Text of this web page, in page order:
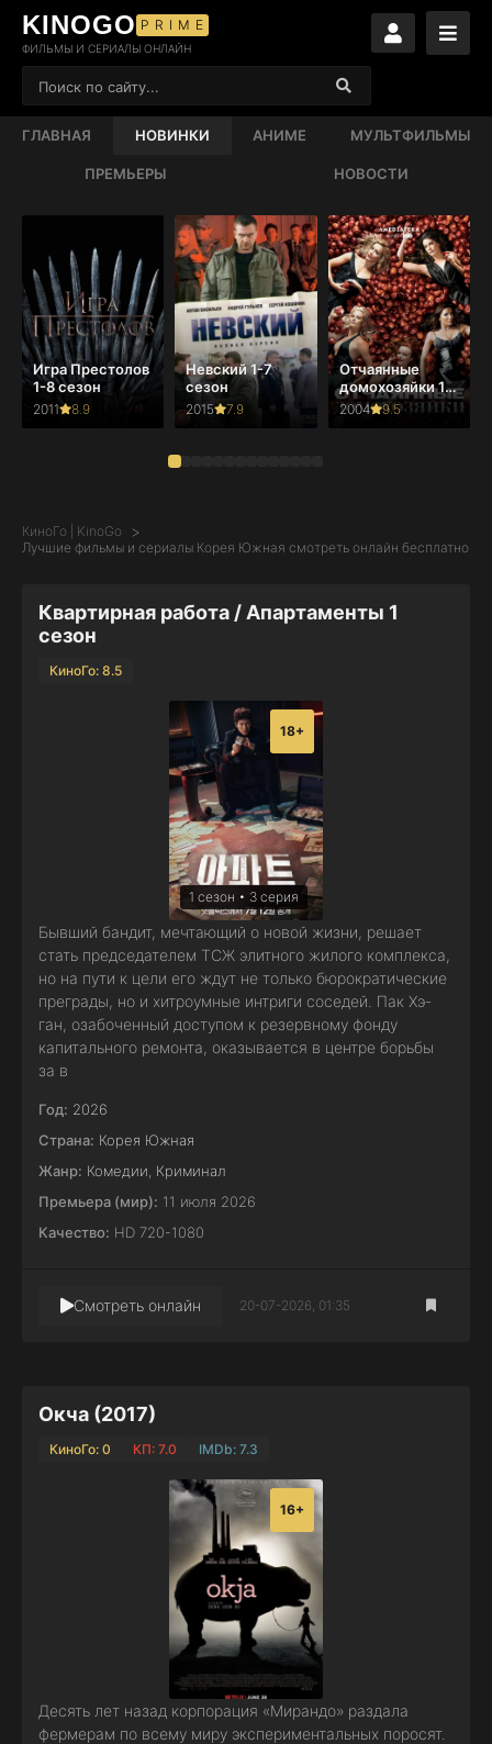
KINOGO PRIME
ФИЛЬМЫ И СЕРИАЛЫ ОНЛАЙН
ГЛАВНАЯ НОВИНКИ АНИМЕ МУЛЬТФИЛЬМЫ
ПРЕМЬЕРЫ НОВОСТИ
Игра Престолов
1-8 сезон
2011 8.9
Невский 1-7
сезон
2015 7.9
Отчаянные
домохозяйки 1-
8 сезон
2004 9.5
КиноГо | KinoGo
Лучшие фильмы и сериалы Корея Южная смотреть онлайн бесплатно
Квартирная работа / Апартаменты 1
сезон
КиноГо: 8.5
1 сезон • 3 серия
18+
Бывший бандит, мечтающий о новой жизни, решает
стать председателем ТСЖ элитного жилого комплекса,
но на пути к цели его ждут не только бюрократические
преграды, но и хитроумные интриги соседей. Пак Хэ-
ган, озабоченный доступом к резервному фонду
капитального ремонта, оказывается в центре борьбы
за в
Год: 2026
Страна: Корея Южная
Жанр: Комедии Криминал
Премьера (мир): 11 июля 2026
Качество: HD 720-1080
Смотреть онлайн 20-07-2026, 01:35
Окча (2017)
КиноГо: 0 КП: 7.0 IMDb: 7.3
16+
Десять лет назад корпорация «Мирандо» раздала
фермерам по всему миру экспериментальных поросят.